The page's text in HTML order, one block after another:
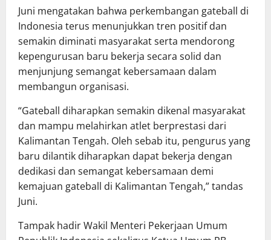
Juni mengatakan bahwa perkembangan gateball di
Indonesia terus menunjukkan tren positif dan
semakin diminati masyarakat serta mendorong
kepengurusan baru bekerja secara solid dan
menjunjung semangat kebersamaan dalam
membangun organisasi.
“Gateball diharapkan semakin dikenal masyarakat
dan mampu melahirkan atlet berprestasi dari
Kalimantan Tengah. Oleh sebab itu, pengurus yang
baru dilantik diharapkan dapat bekerja dengan
dedikasi dan semangat kebersamaan demi
kemajuan gateball di Kalimantan Tengah,” tandas
Juni.
Tampak hadir Wakil Menteri Pekerjaan Umum